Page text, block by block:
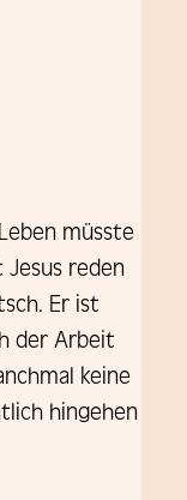
müsste
reden
Er ist
der Arbeit
keine
hingehen